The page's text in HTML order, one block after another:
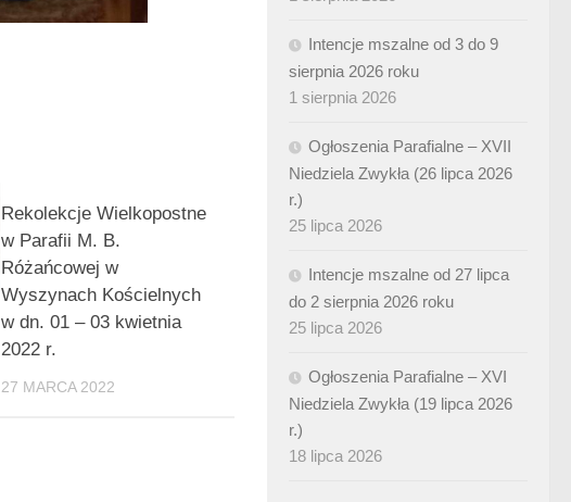
Rekolekcje Wielkopostne
w Parafii M. B.
Różańcowej w
Wyszynach Kościelnych
w dn. 01 – 03 kwietnia
2022 r.
27 MARCA 2022
Intencje mszalne od 3 do 9
sierpnia 2026 roku
1 sierpnia 2026
Ogłoszenia Parafialne – XVII
Niedziela Zwykła (26 lipca 2026
r.)
25 lipca 2026
Intencje mszalne od 27 lipca
do 2 sierpnia 2026 roku
25 lipca 2026
Ogłoszenia Parafialne – XVI
Niedziela Zwykła (19 lipca 2026
r.)
18 lipca 2026